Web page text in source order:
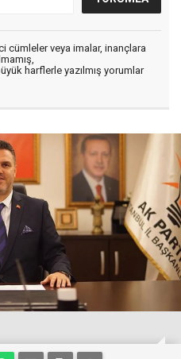
cümleler veya imalar, inançlara
harflerle yazılmış yorumlar